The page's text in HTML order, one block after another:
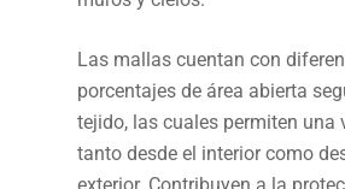
Las mallas cuentan con
porcentajes de área abierta
tejido, las cuales permiten una
tanto desde el interior como
exterior. Contribuyen a la